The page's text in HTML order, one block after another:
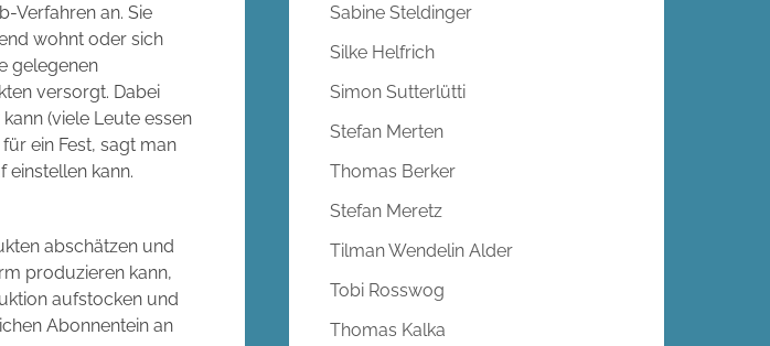
Verfahren an. Sie
wohnt oder sich
gelegenen
versorgt. Dabei
(viele Leute essen
ein Fest, sagt man
einstellen kann.
abschätzen und
produzieren kann,
aufstocken und
Abonnentein an
Sabine Steldinger
Silke Helfrich
Simon Sutterlütti
Stefan Merten
Thomas Berker
Stefan Meretz
Tilman Wendelin Alder
Tobi Rosswog
Thomas Kalka